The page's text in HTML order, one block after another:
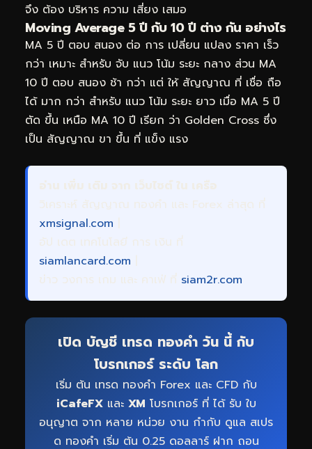
จึง ต้อง บริหาร ความ เสี่ยง เสมอ
Moving Average 5 ปี กับ 10 ปี ต่าง กัน อย่างไร
MA 5 ปี ตอบ สนอง ต่อ การ เปลี่ยน แปลง ราคา เร็ว
กว่า เหมาะ สำหรับ จับ แนว โน้ม ระยะ กลาง ส่วน MA
10 ปี ตอบ สนอง ช้า กว่า แต่ ให้ สัญญาณ ที่ เชื่อ ถือ
ได้ มาก กว่า สำหรับ แนว โน้ม ระยะ ยาว เมื่อ MA 5 ปี
ตัด ขึ้น เหนือ MA 10 ปี เรียก ว่า Golden Cross ซึ่ง
เป็น สัญญาณ ขา ขึ้น ที่ แข็ง แรง
อ่าน เพิ่ม เติม จาก เว็บไซต์ ใน เครือ
วิเคราะห์ สัญญาณ ทองคำ และ Forex ล่าสุด ที่
xmsignal.com
อัป เดต เทคโนโลยี การ เงิน ที่
siamlancard.com
ข่าว วงการ เกม และ คาเฟ่ ที่ siam2r.com
เปิด บัญชี เทรด ทองคำ วัน นี้ กับ
โบรกเกอร์ ระดับ โลก
เริ่ม ต้น เทรด ทองคำ Forex และ CFD กับ
iCafeFXและ XM โบรกเกอร์ ที่ ได้ รับ ใบ
อนุญาต จาก หลาย หน่วย งาน กำกับ ดูแล สเปร
ด ทองคำ เริ่ม ต้น 0.25 ดอลลาร์ ฝาก ถอน